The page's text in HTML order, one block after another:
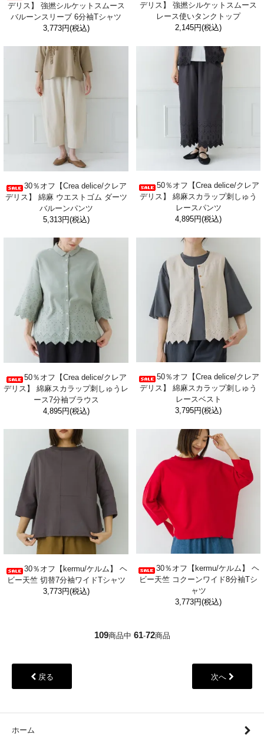
デリス】 強撚シルケットスムース
バルーンスリーブ 6分袖Tシャツ
3,773円(税込)
デリス】 強撚シルケットスムース
レース使いタンクトップ
2,145円(税込)
30％オフ【Crea delice/クレア
デリス】 綿麻 ウエストゴム ダーツ
バルーンパンツ
5,313円(税込)
50％オフ【Crea delice/クレア
デリス】 綿麻スカラップ刺しゅう
レースパンツ
4,895円(税込)
50％オフ【Crea delice/クレア
デリス】 綿麻スカラップ刺しゅうレ
ース7分袖ブラウス
4,895円(税込)
50％オフ【Crea delice/クレア
デリス】 綿麻スカラップ刺しゅう
レースベスト
3,795円(税込)
30％オフ【kermu/ケルム】 ヘ
ビー天竺 切替7分袖ワイドTシャツ
3,773円(税込)
30％オフ【kermu/ケルム】 ヘ
ビー天竺 コクーンワイド8分袖Tシ
ャツ
3,773円(税込)
109商品中 61-72商品
戻る 次へ
ホーム